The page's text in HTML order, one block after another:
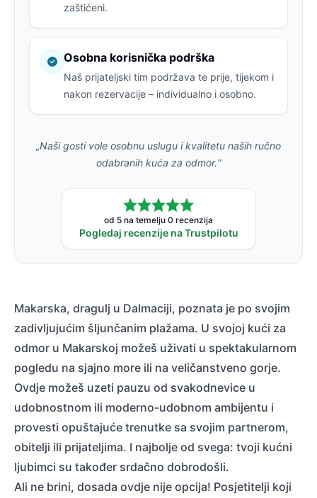
zaštićeni.
Osobna korisnička podrška
Naš prijateljski tim podržava te prije, tijekom i
nakon rezervacije – individualno i osobno.
„Naši gosti vole osobnu uslugu i kvalitetu naših ručno
odabranih kuća za odmor.“
od 5 na temelju 0 recenzija
Pogledaj recenzije na Trustpilotu
Makarska, dragulj u Dalmaciji, poznata je po svojim
zadivljujućim šljunčanim plažama. U svojoj kući za
odmor u Makarskoj možeš uživati u spektakularnom
pogledu na sjajno more ili na veličanstveno gorje.
Ovdje možeš uzeti pauzu od svakodnevice u
udobnostnom ili moderno-udobnom ambijentu i
provesti opuštajuće trenutke sa svojim partnerom,
obitelji ili prijateljima. I najbolje od svega: tvoji kućni
ljubimci su također srdačno dobrodošli.
Ali ne brini, dosada ovdje nije opcija! Posjetitelji koji